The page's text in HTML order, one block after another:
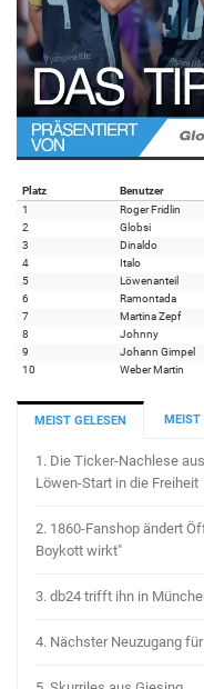
Platz Benutzer
1
Roger Fridlin
2
Globsi
3
Dinaldo
4
Italo
5
Löwenanteil
6
Ramontada
7
Martina Zepf
8
Johnny
9
Johann Gimpel
10
Weber Martin
MEIST GELESEN MEIST
1. Die Ticker-Nachlese
Löwen-Start in die Freiheit
2. 1860-Fanshop ändert
Boykott wirkt"
3. db24 trifft ihn in
4. Nächster Neuzugang